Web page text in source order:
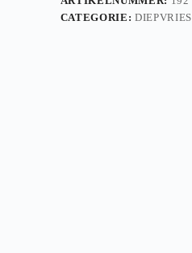
CATEGORIE: DIEPVRIES